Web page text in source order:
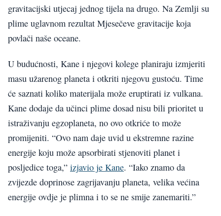
gravitacijski utjecaj jednog tijela na drugo. Na Zemlji su
plime uglavnom rezultat Mjesečeve gravitacije koja
povlači naše oceane.
U budućnosti, Kane i njegovi kolege planiraju izmjeriti
masu užarenog planeta i otkriti njegovu gustoću. Time
će saznati koliko materijala može eruptirati iz vulkana.
Kane dodaje da učinci plime dosad nisu bili prioritet u
istraživanju egzoplaneta, no ovo otkriće to može
promijeniti. “Ovo nam daje uvid u ekstremne razine
energije koju može apsorbirati stjenoviti planet i
posljedice toga,” izjavio je Kane. “Iako znamo da
zvijezde doprinose zagrijavanju planeta, velika većina
energije ovdje je plimna i to se ne smije zanemariti.”